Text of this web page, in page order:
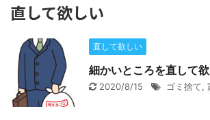
直して欲しい
直して欲しい
細かいところを直して
2020/8/15 ゴミ捨て,